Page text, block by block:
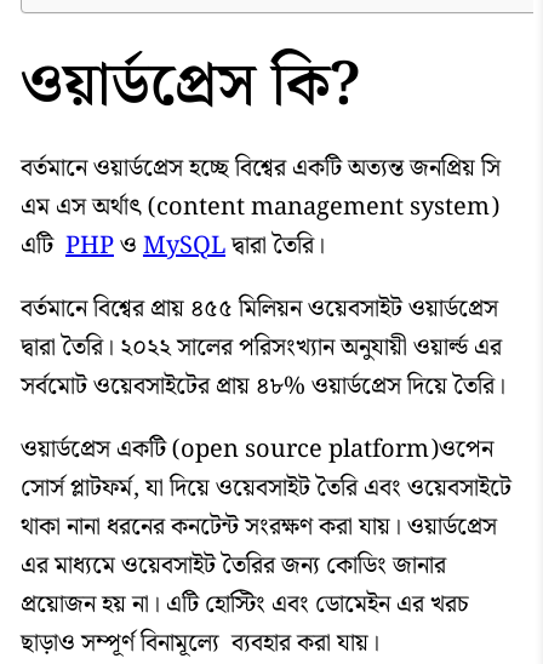
ওয়ার্ডপ্রেস কি?
বর্তমানে ওয়ার্ডপ্রেস হচ্ছে বিশ্বের একটি অত্যন্ত জনপ্রিয় সি
এম এস অর্থাৎ (content management system)
এটি PHPওMySQLদ্বারা তৈরি।
বর্তমানে বিশ্বের প্রায় ৪৫৫ মিলিয়ন ওয়েবসাইট ওয়ার্ডপ্রেস
দ্বারা তৈরি। ২০২২ সালের পরিসংখ্যান অনুযায়ী ওয়ার্ল্ড এর
সর্বমোট ওয়েবসাইটের প্রায় ৪৮% ওয়ার্ডপ্রেস দিয়ে তৈরি।
ওয়ার্ডপ্রেস একটি (open source platform)ওপেন
সোর্স প্লাটফর্ম, যা দিয়ে ওয়েবসাইট তৈরি এবং ওয়েবসাইটে
থাকা নানা ধরনের কনটেন্ট সংরক্ষণ করা যায়। ওয়ার্ডপ্রেস
এর মাধ্যমে ওয়েবসাইট তৈরির জন্য কোডিং জানার
প্রয়োজন হয় না। এটি হোস্টিং এবং ডোমেইন এর খরচ
ছাড়াও সম্পূর্ণ বিনামূল্যে ব্যবহার করা যায়।